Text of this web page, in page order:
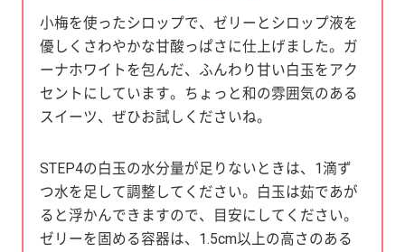
小梅を使ったシロップで、ゼリーとシロップ液を
優しくさわやかな甘酸っぱさに仕上げました。ガ
ーナホワイトを包んだ、ふんわり甘い白玉をアク
セントにしています。ちょっと和の雰囲気のある
スイーツ、ぜひお試しくださいね。
STEP4の白玉の水分量が足りないときは、1滴ず
つ水を足して調整してください。白玉は茹であが
ると浮かんできますので、目安にしてください。
ゼリーを固める容器は、1.5cm以上の高さのある